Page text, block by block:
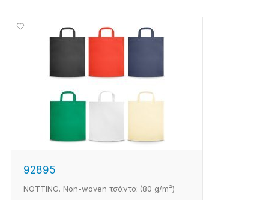
92895
NOTTING. Non-woven τσάντα (80 g/m²)